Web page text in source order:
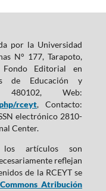
por la Universidad
N° 177, Tarapoto,
Editorial en
de Educación y
480102, Web:
rceyt, Contacto:
electrónico 2810-
Center.
los artículos son
reflejan
de la RCEYT se
Atribución